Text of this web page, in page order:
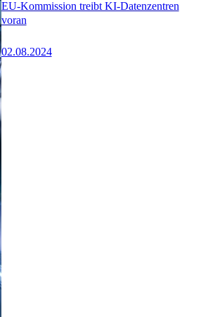
EU-Kommission treibt KI-Datenzentren
voran
02.08.2024